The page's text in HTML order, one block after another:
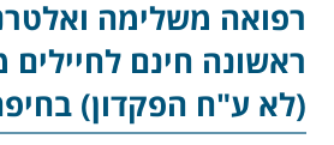
רפואה משלימה
ראשונה חינם לחיילים
(לא ע"ח הפקדון)